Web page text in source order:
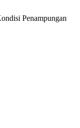
Penampungan